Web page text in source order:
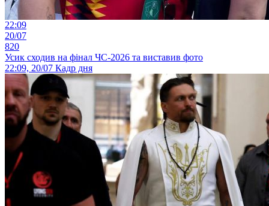
22:09
20/07
820
Усик сходив на фінал ЧС-2026 та виставив фото
22:09, 20/07 Кадр дня